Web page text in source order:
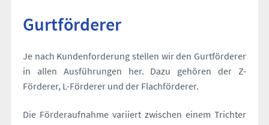
Gurtförderer
Je nach Kundenforderung stellen wir den Gurtförderer
in allen Ausführungen her. Dazu gehören der Z-
Förderer, L-Förderer und der Flachförderer.
Die Förderaufnahme variiert zwischen einem Trichter